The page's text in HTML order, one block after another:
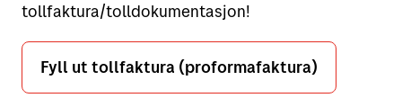
tollfaktura/tolldokumentasjon!
Fyll ut tollfaktura (proformafaktura)